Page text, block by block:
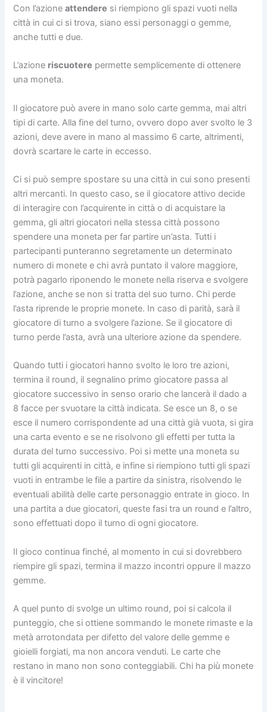
Con l’azioneattendere si riempiono gli spazi vuoti nella
città in cui ci si trova, siano essi personaggi o gemme,
anche tutti e due.
L’azione riscuotere permette semplicemente di ottenere
una moneta.
Il giocatore può avere in mano solo carte gemma, mai altri
tipi di carte. Alla fine del turno, ovvero dopo aver svolto le 3
azioni, deve avere in mano al massimo 6 carte, altrimenti,
dovrà scartare le carte in eccesso.
Ci si può sempre spostare su una città in cui sono presenti
altri mercanti. In questo caso, se il giocatore attivo decide
di interagire con l’acquirente in città o di acquistare la
gemma, gli altri giocatori nella stessa città possono
spendere una moneta per far partire un’asta. Tutti i
partecipanti punteranno segretamente un determinato
numero di monete e chi avrà puntato il valore maggiore,
potrà pagarlo riponendo le monete nella riserva e svolgere
l’azione, anche se non si tratta del suo turno. Chi perde
l’asta riprende le proprie monete. In caso di parità, sarà il
giocatore di turno a svolgere l’azione. Se il giocatore di
turno perde l’asta, avrà una ulteriore azione da spendere.
Quando tutti i giocatori hanno svolto le loro tre azioni,
termina il round, il segnalino primo giocatore passa al
giocatore successivo in senso orario che lancerà il dado a
8 facce per svuotare la città indicata. Se esce un 8, o se
esce il numero corrispondente ad una città già vuota, si gira
una carta evento e se ne risolvono gli effetti per tutta la
durata del turno successivo. Poi si mette una moneta su
tutti gli acquirenti in città, e infine si riempiono tutti gli spazi
vuoti in entrambe le file a partire da sinistra, risolvendo le
eventuali abilità delle carte personaggio entrate in gioco. In
una partita a due giocatori, queste fasi tra un round e l’altro,
sono effettuati dopo il turno di ogni giocatore.
Il gioco continua finché, al momento in cui si dovrebbero
riempire gli spazi, termina il mazzo incontri oppure il mazzo
gemme.
A quel punto di svolge un ultimo round, poi si calcola il
punteggio, che si ottiene sommando le monete rimaste e la
metà arrotondata per difetto del valore delle gemme e
gioielli forgiati, ma non ancora venduti. Le carte che
restano in mano non sono conteggiabili. Chi ha più monete
è il vincitore!